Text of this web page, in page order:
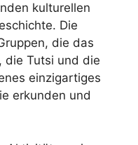
kulturellen
Die
die das
die Tutsi und die
einzigartiges
erkunden und